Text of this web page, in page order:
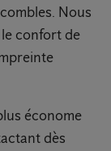
Nous
confort de
économe
dès